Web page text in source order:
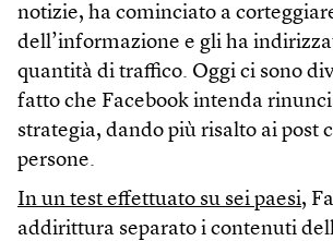
notizie, ha cominciato a
dell’informazione e gli ha
quantità di traffico. Oggi ci sono
fatto che Facebook intenda
strategia, dando più risalto ai post
persone.
In un test effettuato su sei paesi,
addirittura separato i contenuti